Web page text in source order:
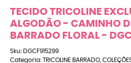
TECIDO TRICOLINE
ALGODÃO - CAMINHO
BARRADO FLORAL -
Sku: DGCF915299
Categoria: TRICOLINE BARRADO